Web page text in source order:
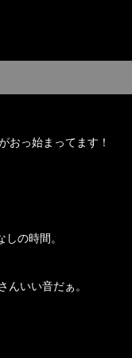
おっ始まってます！
の時間。
んいい音だぁ。